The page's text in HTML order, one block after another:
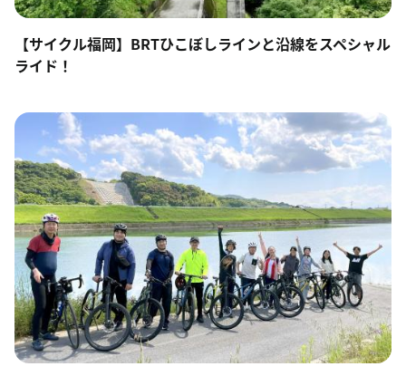
【サイクル福岡】BRTひこぼしラインと沿線をスペシャル
ライド！